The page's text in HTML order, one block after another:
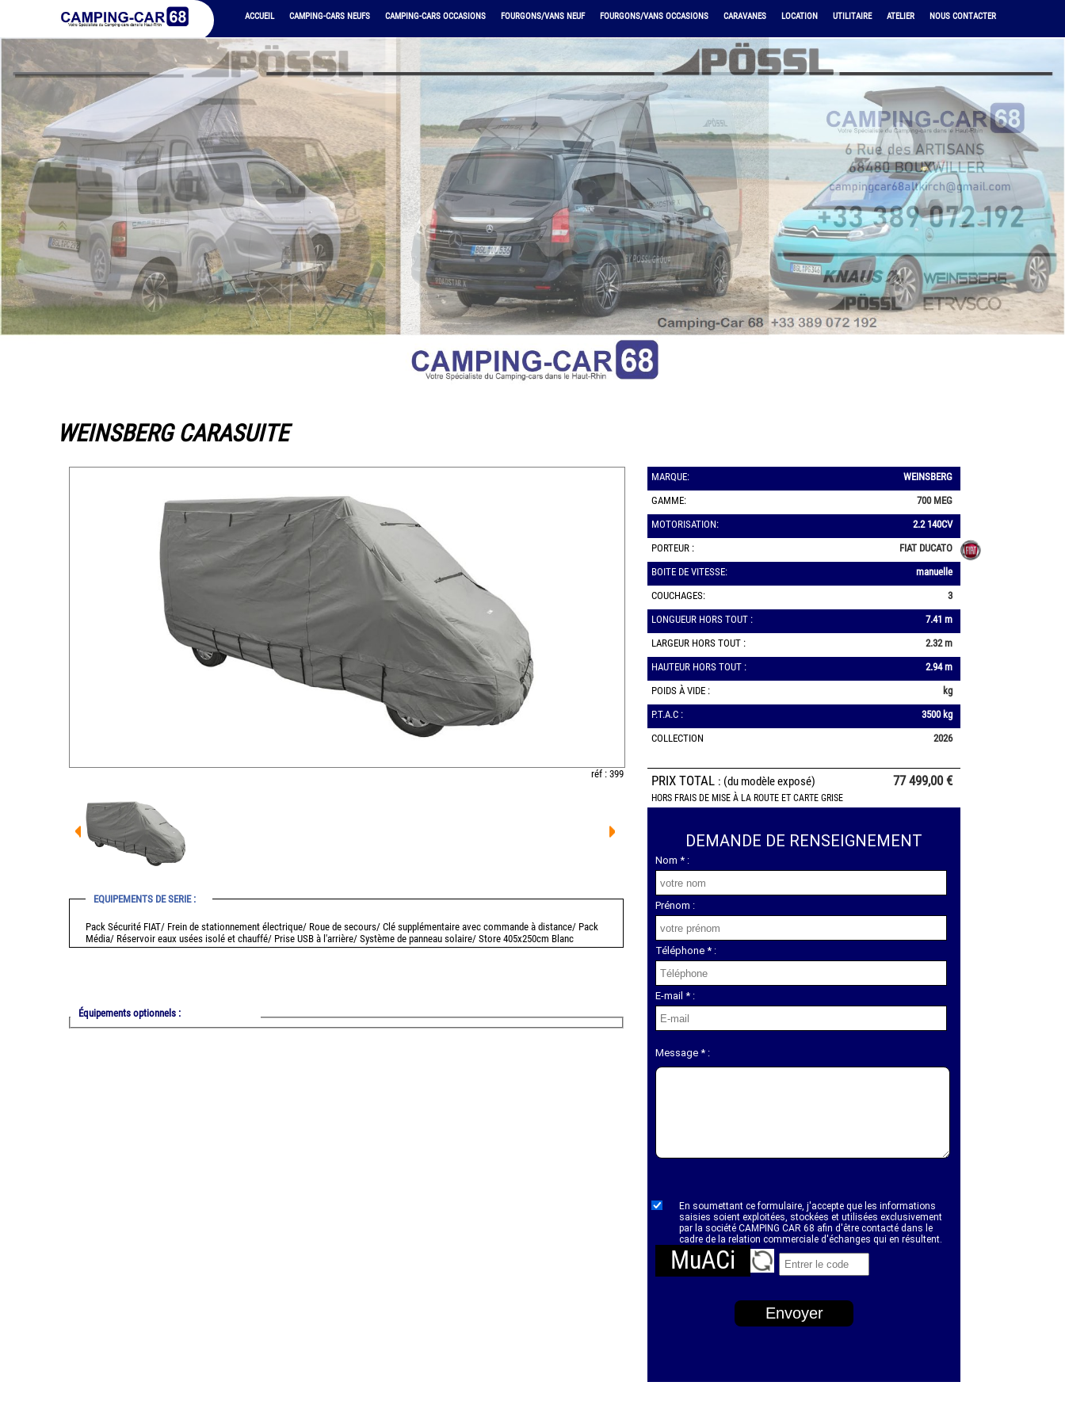
ACCUEIL CAMPING-CARS NEUFS CAMPING-CARS OCCASIONS FOURGONS/VANS NEUF FOURGONS/VANS OCCASIONS CARAVANES LOCATION UTILITAIRE ATELIER NOUS CONTACTER
WEINSBERG CARASUITE
réf : 399
EQUIPEMENTS DE SERIE :
Pack Sécurité FIAT/ Frein de stationnement électrique/ Roue de secours/ Clé supplémentaire avec commande à distance/ Pack
Média/ Réservoir eaux usées isolé et chauffé/ Prise USB à l'arrière/ Système de panneau solaire/ Store 405x250cm Blanc
Équipements optionnels :
MARQUE:
WEINSBERG
GAMME:
700 MEG
MOTORISATION:
2.2 140CV
PORTEUR :
FIAT DUCATO
BOITE DE VITESSE:
manuelle
COUCHAGES:
3
LONGUEUR HORS TOUT :
7.41 m
LARGEUR HORS TOUT :
2.32 m
HAUTEUR HORS TOUT :
2.94 m
POIDS À VIDE :
kg
P.T.A.C :
3500 kg
COLLECTION
2026
PRIX TOTAL : (du modèle exposé)
HORS FRAIS DE MISE À LA ROUTE ET CARTE GRISE
77 499,00 €
DEMANDE DE RENSEIGNEMENT
Nom * :
Prénom :
Téléphone * :
E-mail * :
Message * :
En soumettant ce formulaire, j'accepte que les informations
saisies soient exploitées, stockées et utilisées exclusivement
par la société CAMPING CAR 68 afin d'être contacté dans le
cadre de la relation commerciale d'échanges qui en résultent.
MuACi
Envoyer